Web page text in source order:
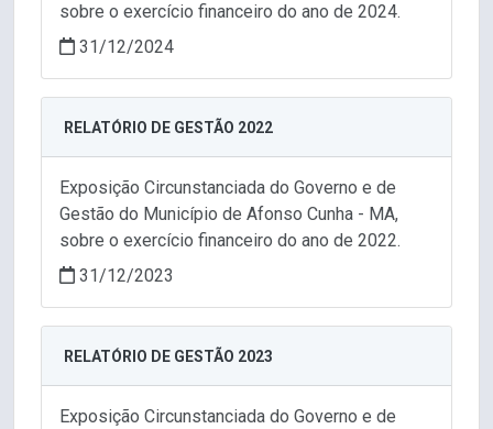
sobre o exercício financeiro do ano de 2024.
31/12/2024
RELATÓRIO DE GESTÃO 2022
Exposição Circunstanciada do Governo e de
Gestão do Município de Afonso Cunha - MA,
sobre o exercício financeiro do ano de 2022.
31/12/2023
RELATÓRIO DE GESTÃO 2023
Exposição Circunstanciada do Governo e de